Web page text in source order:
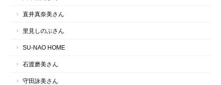
直井真奈美さん
里見しのぶさん
SU-NAO HOME
石渡磨美さん
守田詠美さん